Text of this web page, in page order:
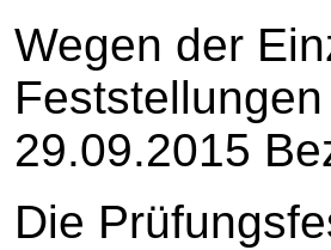
Wegen der
29.09.2015
Die